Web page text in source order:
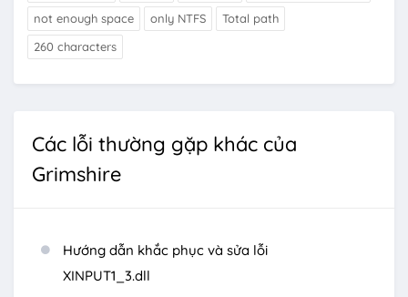
not enough space
only NTFS
Total path
260 characters
Các lỗi thường gặp khác của
Grimshire
Hướng dẫn khắc phục và sửa lỗi
XINPUT1_3.dll